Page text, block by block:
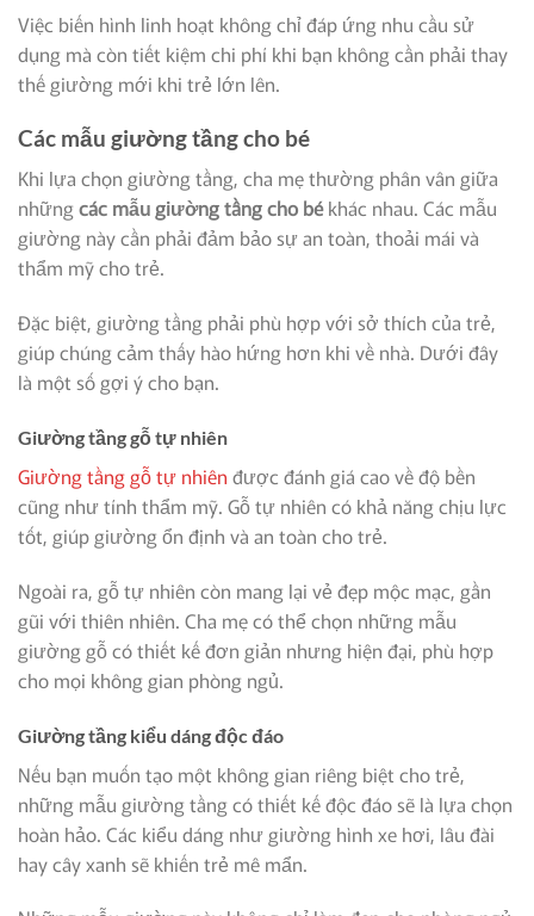
Việc biến hình linh hoạt không chỉ đáp ứng nhu cầu sử
dụng mà còn tiết kiệm chi phí khi bạn không cần phải thay
thế giường mới khi trẻ lớn lên.
Các mẫu giường tầng cho bé
Khi lựa chọn giường tầng, cha mẹ thường phân vân giữa
nhữngcác mẫu giường tầngcho békhác nhau. Các mẫu
giường này cần phải đảm bảo sự an toàn, thoải mái và
thẩm mỹ cho trẻ.
Đặc biệt, giường tầng phải phù hợp với sở thích của trẻ,
giúp chúng cảm thấy hào hứng hơn khi về nhà. Dưới đây
là một số gợi ý cho bạn.
Giường tầng gỗ tự nhiên
Giường tầng gỗ tự nhiên được đánh giá cao về độ bền
cũng như tính thẩm mỹ. Gỗ tự nhiên có khả năng chịu lực
tốt, giúp giường ổn định và an toàn cho trẻ.
Ngoài ra, gỗ tự nhiên còn mang lại vẻ đẹp mộc mạc, gần
gũi với thiên nhiên. Cha mẹ có thể chọn những mẫu
giường gỗ có thiết kế đơn giản nhưng hiện đại, phù hợp
cho mọi không gian phòng ngủ.
Giường tầng kiểu dáng độc đáo
Nếu bạn muốn tạo một không gian riêng biệt cho trẻ,
những mẫu giường tầng có thiết kế độc đáo sẽ là lựa chọn
hoàn hảo. Các kiểu dáng như giường hình xe hơi, lâu đài
hay cây xanh sẽ khiến trẻ mê mẩn.